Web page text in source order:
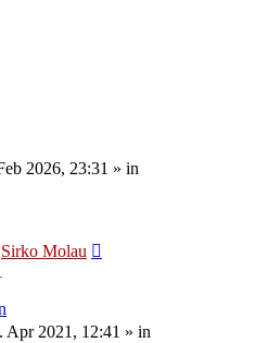
2026, 23:31 » in
Sirko Molau
Apr 2021, 12:41 » in